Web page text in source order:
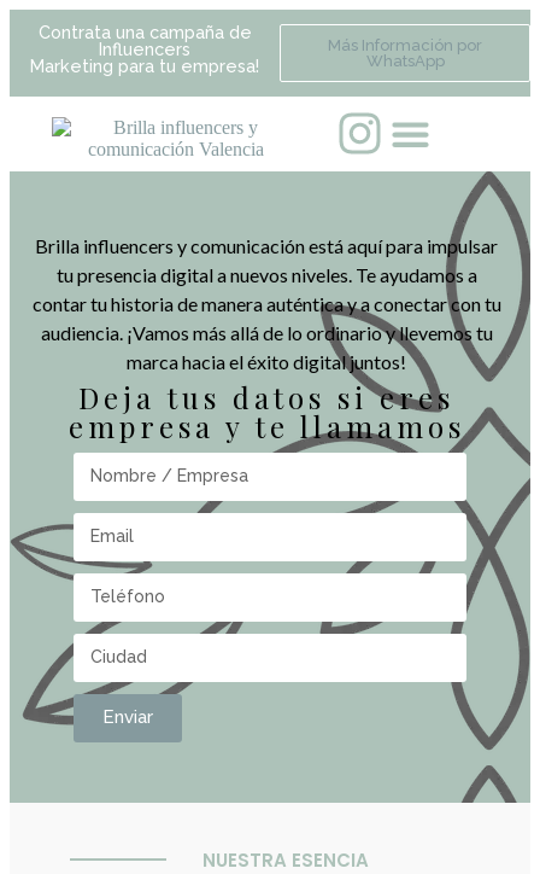
Contrata una campaña de
Influencers
Marketing para tu empresa!
Más Información por
WhatsApp
Brilla influencers y comunicación está aquí para impulsar
tu presencia digital a nuevos niveles. Te ayudamos a
contar tu historia de manera auténtica y a conectar con tu
audiencia. ¡Vamos más allá de lo ordinario y llevemos tu
marca hacia el éxito digital juntos!
Deja tus datos si eres
empresa y te llamamos
Enviar
NUESTRA ESENCIA